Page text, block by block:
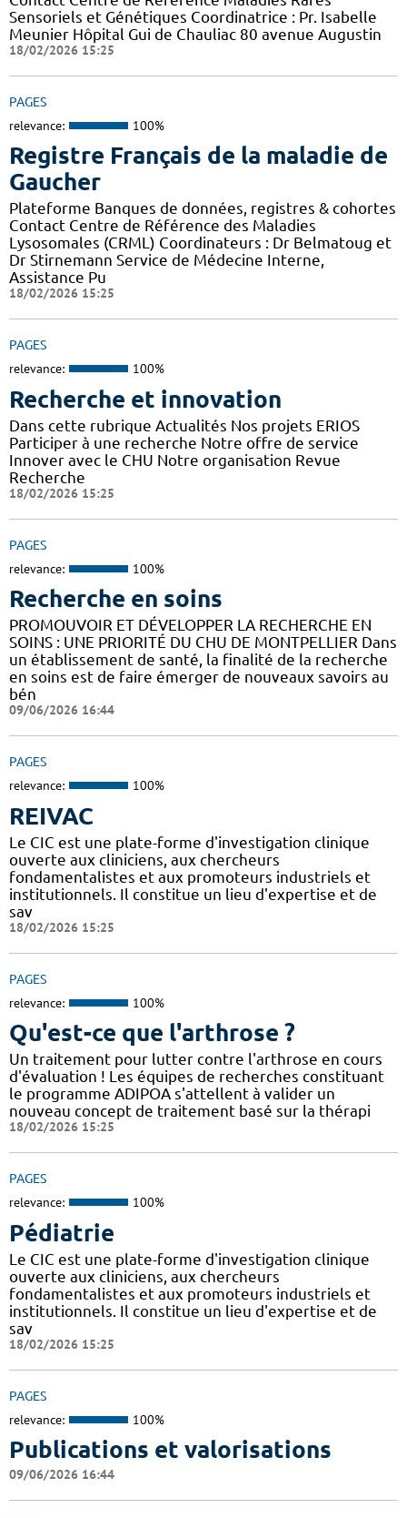
Sensoriels et Génétiques Coordinatrice : Pr. Isabelle
Meunier Hôpital Gui de Chauliac 80 avenue Augustin
18/02/2026 15:25
PAGES
relevance: 100%
Registre Français de la maladie de
Gaucher
Plateforme Banques de données, registres & cohortes
Contact Centre de Référence des Maladies
Lysosomales (CRML) Coordinateurs : Dr Belmatoug et
Dr Stirnemann Service de Médecine Interne,
Assistance Pu
18/02/2026 15:25
PAGES
relevance: 100%
Recherche et innovation
Dans cette rubrique Actualités Nos projets ERIOS
Participer à une recherche Notre offre de service
Innover avec le CHU Notre organisation Revue
Recherche
18/02/2026 15:25
PAGES
relevance: 100%
Recherche en soins
PROMOUVOIR ET DÉVELOPPER LA RECHERCHE EN
SOINS : UNE PRIORITÉ DU CHU DE MONTPELLIER Dans
un établissement de santé, la finalité de la recherche
en soins est de faire émerger de nouveaux savoirs au
bén
09/06/2026 16:44
PAGES
relevance: 100%
REIVAC
Le CIC est une plate-forme d'investigation clinique
ouverte aux cliniciens, aux chercheurs
fondamentalistes et aux promoteurs industriels et
institutionnels. Il constitue un lieu d'expertise et de
sav
18/02/2026 15:25
PAGES
relevance: 100%
Qu'est-ce que l'arthrose ?
Un traitement pour lutter contre l'arthrose en cours
d'évaluation ! Les équipes de recherches constituant
le programme ADIPOA s'attellent à valider un
nouveau concept de traitement basé sur la thérapi
18/02/2026 15:25
PAGES
relevance: 100%
Pédiatrie
Le CIC est une plate-forme d'investigation clinique
ouverte aux cliniciens, aux chercheurs
fondamentalistes et aux promoteurs industriels et
institutionnels. Il constitue un lieu d'expertise et de
sav
18/02/2026 15:25
PAGES
relevance: 100%
Publications et valorisations
09/06/2026 16:44